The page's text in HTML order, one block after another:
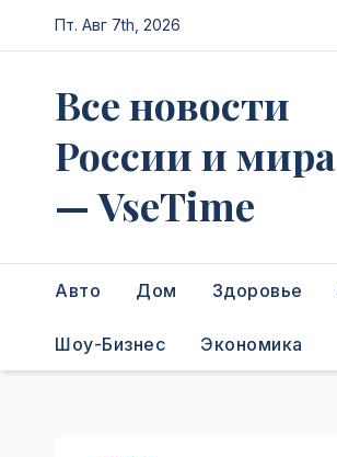
Перейти
к
Пт. Авг 7th, 2026
Все новости
России и мира
— VseTime
Авто Дом Здоровье
Шоу-Бизнес Экономика